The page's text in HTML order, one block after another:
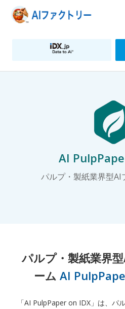
AI
パルプ・製紙業界型AI
パルプ・製紙業界
ームAI
「AI PulpPaper on IDX」は、パ